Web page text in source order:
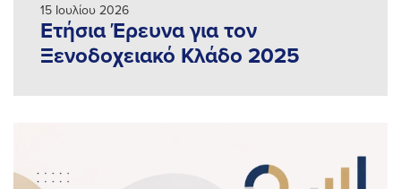
15 Ιουλίου 2026
Ετήσια Έρευνα για τον
Ξενοδοχειακό Κλάδο 2025